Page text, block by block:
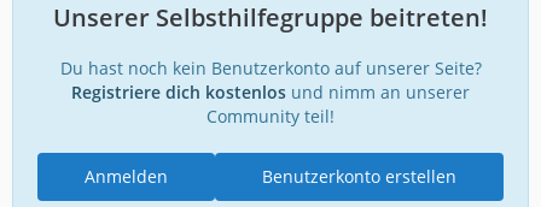
Unserer Selbsthilfegruppe beitreten!
Du hast noch kein Benutzerkonto auf unserer Seite?
Registriere dich kostenlos und nimm an unserer
Community teil!
Benutzerkonto erstellen
Anmelden